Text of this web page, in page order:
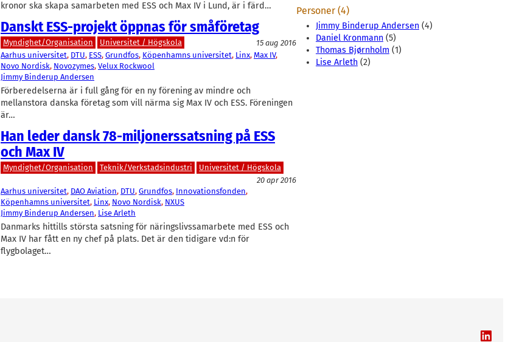
kronor ska skapa samarbeten med ESS och Max IV i Lund, är i färd…
Danskt ESS-projekt öppnas för småföretag
Myndighet/Organisation Universitet / Högskola
15 aug 2016
Aarhus universitet, DTU, ESS, Grundfos, Köpenhamns universitet, Linx, Max IV
Novo Nordisk, Novozymes, Velux Rockwool
Jimmy Binderup Andersen
Förberedelserna är i full gång för en ny förening av mindre och
mellanstora danska företag som vill närma sig Max IV och ESS. Föreningen
är…
Han leder dansk 78-miljonerssatsning på ESS
och Max IV
Myndighet/Organisation Teknik/Verkstadsindustri
Universitet / Högskola
20 apr 2016
Aarhus universitet, DAO Aviation, DTU, Grundfos, Innovationsfonden
Köpenhamns universitet, Linx, Novo Nordisk, NXUS
Jimmy Binderup Andersen, Lise Arleth
Danmarks hittills största satsning för näringslivssamarbete med ESS och
Max IV har fått en ny chef på plats. Det är den tidigare vd:n för
flygbolaget…
Personer (4)
Jimmy Binderup Andersen (4)
Daniel Kronmann (5)
Thomas Bjørnholm (1)
Lise Arleth (2)
LinkedIn